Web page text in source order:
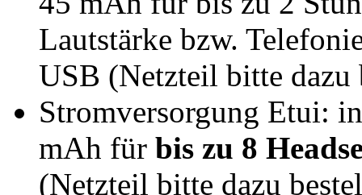
Lautstärke bzw.
USB (Netzteil bitte dazu
Stromversorgung Etui:
mAh für bis zu 8
(Netzteil bitte dazu